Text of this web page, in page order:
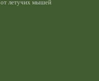
от летучих мышей